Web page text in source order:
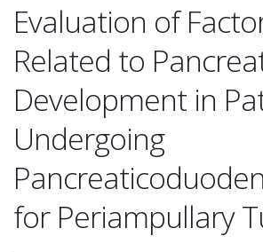
Evaluation of
Related to
Development in
Undergoing
for Periampullary